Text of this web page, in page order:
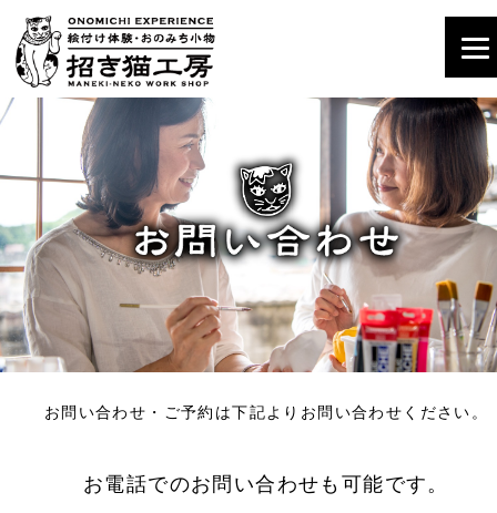
お問い合わせ・ご予約は下記よりお問い合わせください。
お電話でのお問い合わせも可能です。